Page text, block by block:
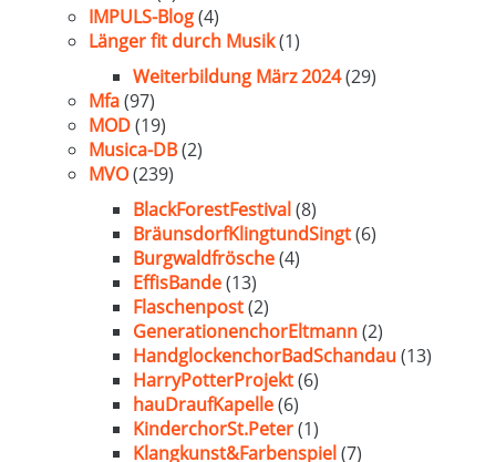
IMPULS-Blog(4)
Länger fit durch Musik(1)
Weiterbildung März 2024(29)
Mfa(97)
MOD(19)
Musica-DB(2)
MVO(239)
BlackForestFestival(8)
BräunsdorfKlingtundSingt(6)
Burgwaldfrösche(4)
EffisBande(13)
Flaschenpost(2)
GenerationenchorEltmann(2)
HandglockenchorBadSchandau(13)
HarryPotterProjekt(6)
hauDraufKapelle(6)
KinderchorSt.Peter(1)
Klangkunst&Farbenspiel(7)